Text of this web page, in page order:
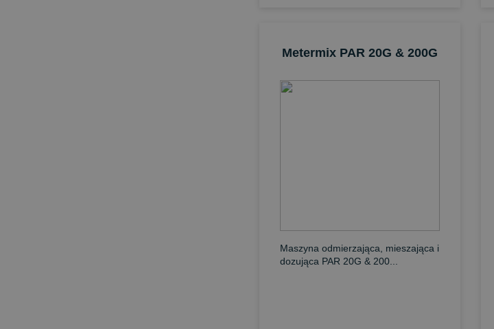
Metermix PAR 20G & 200G
Maszyna odmierzająca, mieszająca i
dozująca PAR 20G & 200...